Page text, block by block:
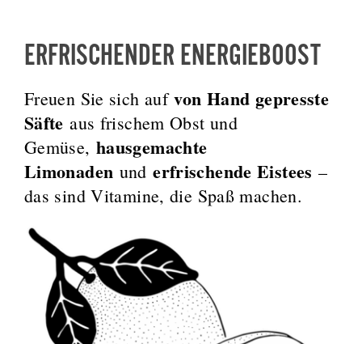
ERFRISCHENDER ENERGIEBOOST
Freuen Sie sich aufvon Hand gepresste
Säfte aus frischem Obst und
Gemüse, hausgemachte
Limonaden underfrischende Eistees –
das sind Vitamine, die Spaß machen.